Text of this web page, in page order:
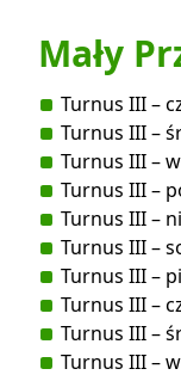
Mały
Turnus III –
Turnus III –
Turnus III –
Turnus III –
Turnus III –
Turnus III –
Turnus III –
Turnus III –
Turnus III –
Turnus III –